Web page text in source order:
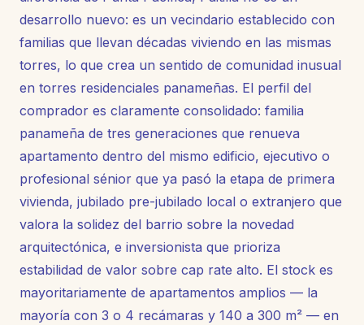
desarrollo nuevo: es un vecindario establecido con
familias que llevan décadas viviendo en las mismas
torres, lo que crea un sentido de comunidad inusual
en torres residenciales panameñas. El perfil del
comprador es claramente consolidado: familia
panameña de tres generaciones que renueva
apartamento dentro del mismo edificio, ejecutivo o
profesional sénior que ya pasó la etapa de primera
vivienda, jubilado pre-jubilado local o extranjero que
valora la solidez del barrio sobre la novedad
arquitectónica, e inversionista que prioriza
estabilidad de valor sobre cap rate alto. El stock es
mayoritariamente de apartamentos amplios — la
mayoría con 3 o 4 recámaras y 140 a 300 m² — en